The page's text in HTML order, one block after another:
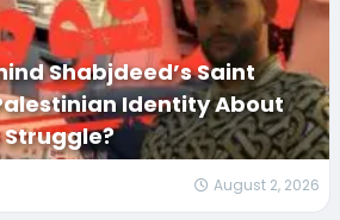
Shabjdeed’s Saint
Identity About
August 2, 2026